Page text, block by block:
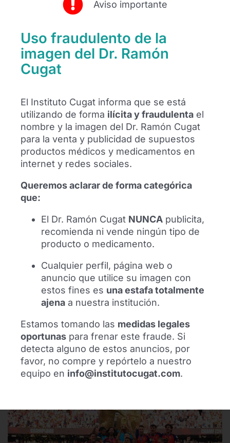
mejor. Entender qué ha pasado nos ayuda a ver
permite generar un plan de tratamiento mucho
más directo y eficaz.
Especialista en Traumatología y Cirugía
Ortopédica del Instituto Cugat
Buscar:
Síguenos
Recientes
Aviso importante
Uso fraudulento de la
imagen del Dr. Ramón
Cugat
El Instituto Cugat informa que se está
utilizando de forma ilícita y fraudulenta el
nombre y la imagen del Dr. Ramón Cugat
para la venta y publicidad de supuestos
productos médicos y medicamentos en
internet y redes sociales.
Queremos aclarar de forma categórica
que:
El Dr. Ramón Cugat NUNCA publicita,
recomienda ni vende ningún tipo de
producto o medicamento.
Cualquier perfil, página web o
anuncio que utilice su imagen con
estos fines es una estafa totalmente
ajena a nuestra institución.
Estamos tomando las medidas legales
oportunas para frenar este fraude. Si
detecta alguno de estos anuncios, por
favor, no compre y repórtelo a nuestro
equipo en info@institutocugat.com.